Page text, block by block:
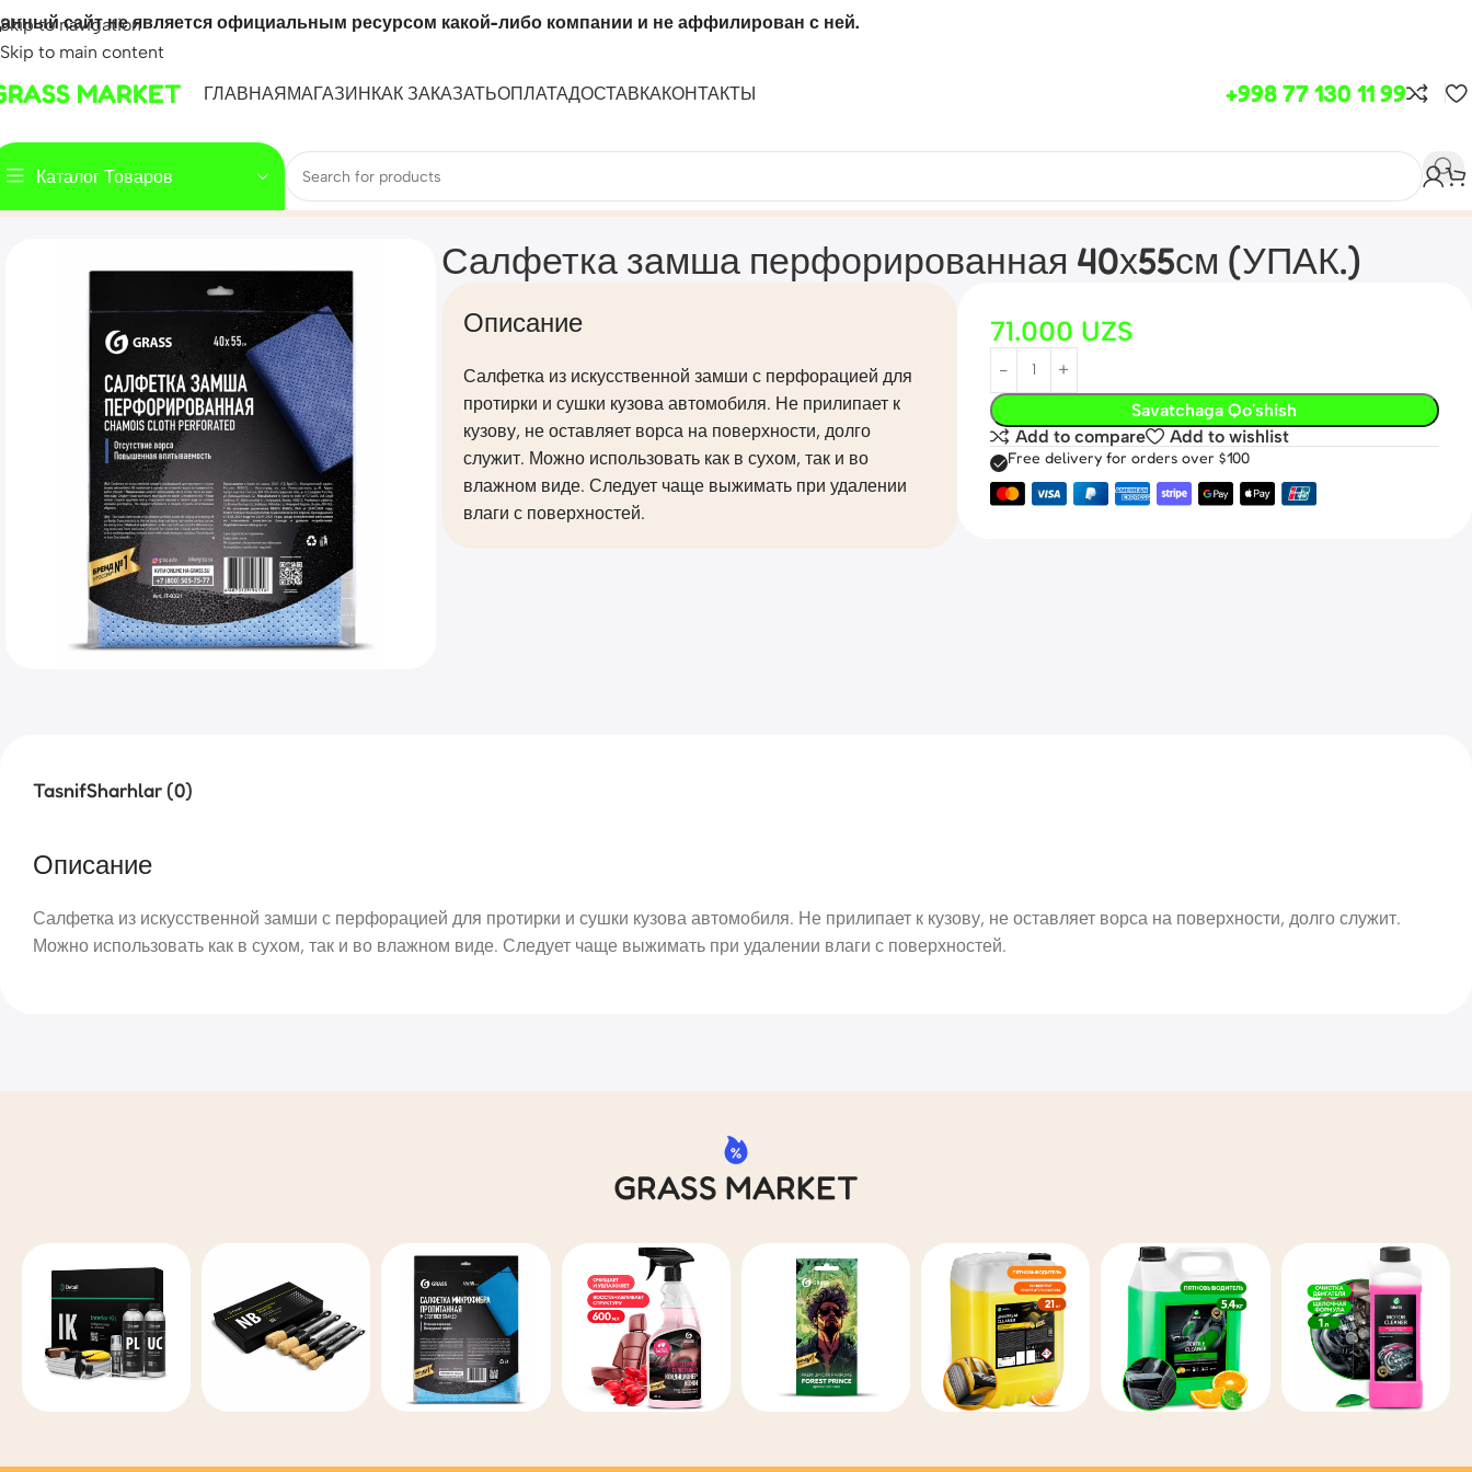
Skip to navigation
Skip to main content
сайт не является официальным ресурсом какой-либо компании и не аффилирован с ней.
MARKET ГЛАВНАЯМАГАЗИНКАК ЗАКАЗАТЬОПЛАТАДОСТАВКАКОНТАКТЫ +998 77 130 11 99
Каталог Товаров
Салфетка замша перфорированная 40х55см (УПАК.)
Салфетка замша перфорированная 40х55см (УПАК.)
Описание
Салфетка из искусственной замши с перфорацией для
протирки и сушки кузова автомобиля. Не прилипает к
кузову, не оставляет ворса на поверхности, долго
служит. Можно использовать как в сухом, так и во
влажном виде. Следует чаще выжимать при удалении
влаги с поверхностей.
71.000 UZS
Savatchaga Qo'shish
Add to compare
Add to wishlist
Free delivery for orders over $100
TasnifSharhlar (0)
Описание
Салфетка из искусственной замши с перфорацией для протирки и сушки кузова автомобиля. Не прилипает к кузову, не оставляет ворса на поверхности, долго служит.
Можно использовать как в сухом, так и во влажном виде. Следует чаще выжимать при удалении влаги с поверхностей.
GRASS MARKET